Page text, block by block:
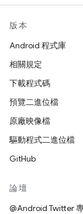
版本
Android 程式庫
相關規定
下載程式碼
預覽二進位檔
原廠映像檔
驅動程式二進位檔
GitHub
論壇
@Android Twitter